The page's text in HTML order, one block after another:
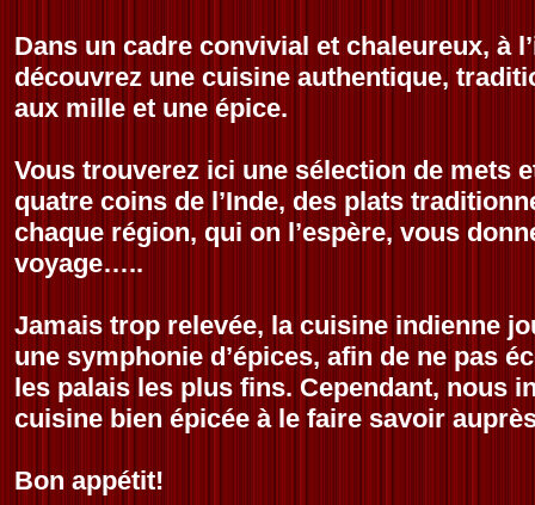
Dans un cadre convivial et chaleureux, à
découvrez une cuisine authentique,
aux mille et une épice.
Vous trouverez ici une sélection de mets
quatre coins de l’Inde, des plats
chaque région, qui on l’espère, vous
voyage…..
Jamais trop relevée, la cuisine indienne
une symphonie d’épices, afin de ne pas
les palais les plus fins. Cependant, nous
cuisine bien épicée à le faire savoir
Bon appétit!